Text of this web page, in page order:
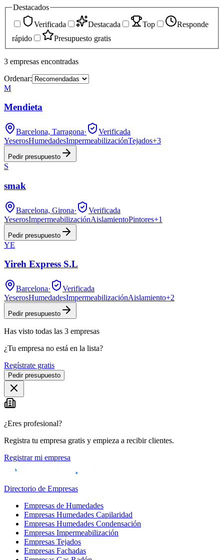
Destacados
Verificada
Destacada Top
Responde
rápido
Presupuesto gratis
3 empresas encontradas
Ordenar:
M
Mendieta
Barcelona, Tarragona·
Verificada
YeserosHumedadesImpermeabilizaciónTejados+3
Pedir presupuesto
S
smak
Barcelona, Girona·
Verificada
YeserosImpermeabilizaciónAislamientoPintores+1
Pedir presupuesto
YE
Yireh Express S.L
Barcelona·
Verificada
YeserosHumedadesImpermeabilizaciónAislamiento+2
Pedir presupuesto
Has visto todas las 3 empresas
¿Tu empresa no está en la lista?
Regístrate gratis
Pedir presupuesto
¿Eres profesional?
Registra tu empresa gratis y empieza a recibir clientes.
Registrar mi empresa
Directorio de Empresas
Empresas de Humedades
Empresas Humedades Capilaridad
Empresas Humedades Condensación
Empresas Impermeabilización
Empresas Tejados
Empresas Fachadas